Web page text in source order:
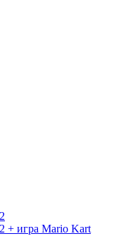
+ игра Mario Kart